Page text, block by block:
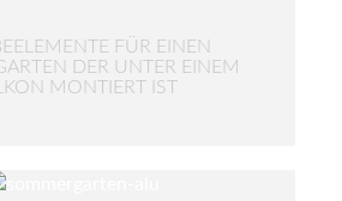
FÜR EINEN
DER UNTER EINEM
MONTIERT IST